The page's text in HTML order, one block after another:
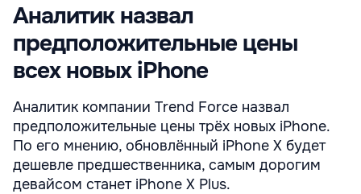
Аналитик назвал
предположительные цены
всех новых iPhone
Аналитик компании Trend Force назвал
предположительные цены трёх новых iPhone.
По его мнению, обновлённый iPhone X будет
дешевле предшественника, самым дорогим
девайсом станет iPhone X Plus.